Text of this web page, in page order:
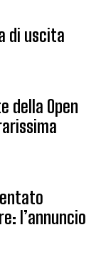
di uscita
della Open
l’annuncio